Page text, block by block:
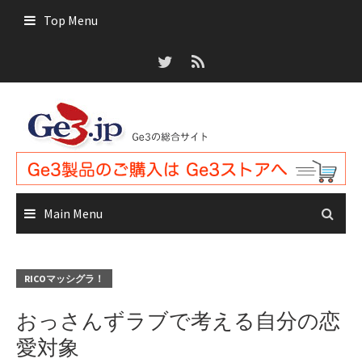
Top Menu
Main Menu
RICOマッシグラ！
おっさんずラブで考える自分の恋
愛対象